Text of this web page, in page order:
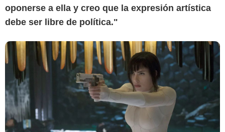
oponerse a ella y creo que la expresión artística
debe ser libre de política."